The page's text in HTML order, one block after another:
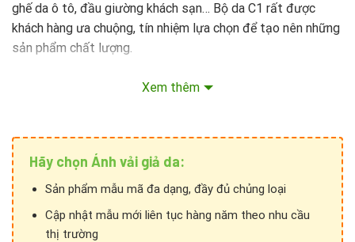
ghế da ô tô, đầu giường khách sạn… Bộ da C1 rất được
khách hàng ưa chuộng, tín nhiệm lựa chọn để tạo nên những
sản phẩm chất lượng.
Xem thêm
Hãy chọn Ánh vải giả da:
Sản phẩm mẫu mã đa dạng, đầy đủ chủng loại
Cập nhật mẫu mới liên tục hàng năm theo nhu cầu
thị trường